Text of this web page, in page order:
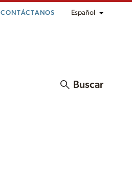
CONTÁCTANOS Español
Buscar